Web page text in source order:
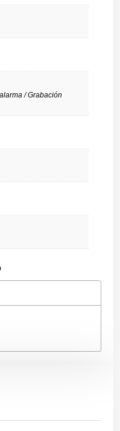
/ Grabación